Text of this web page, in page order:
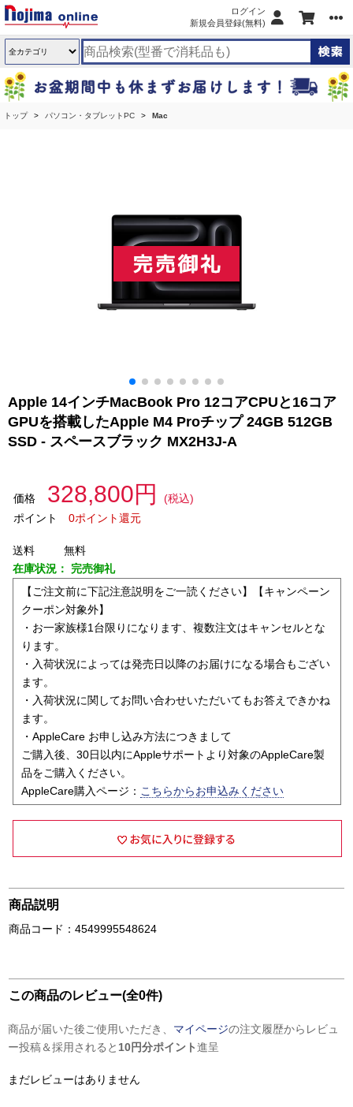
ログイン
新規会員登録(無料)
トップ パソコン・タブレットPC Mac
Apple 14インチMacBook Pro 12コアCPUと16コア
GPUを搭載したApple M4 Proチップ 24GB 512GB
SSD - スペースブラック MX2H3J-A
価格 328,800円
(税込)
ポイント
0ポイント還元
送料
無料
在庫状況： 完売御礼
【ご注文前に下記注意説明をご一読ください】【キャンペーン
クーポン対象外】
・お一家族様1台限りになります、複数注文はキャンセルとな
ります。
・入荷状況によっては発売日以降のお届けになる場合もござい
ます。
・入荷状況に関してお問い合わせいただいてもお答えできかね
ます。
・AppleCare お申し込み方法につきまして
ご購入後、30日以内にAppleサポートより対象のAppleCare製
品をご購入ください。
AppleCare購入ページ： こちらからお申込みください
商品説明
商品コード：4549995548624
この商品のレビュー(全0件)
商品が届いた後ご使用いただき、 マイページの注文履歴からレビュ
ー投稿＆採用されると 10円分ポイント進呈
まだレビューはありません